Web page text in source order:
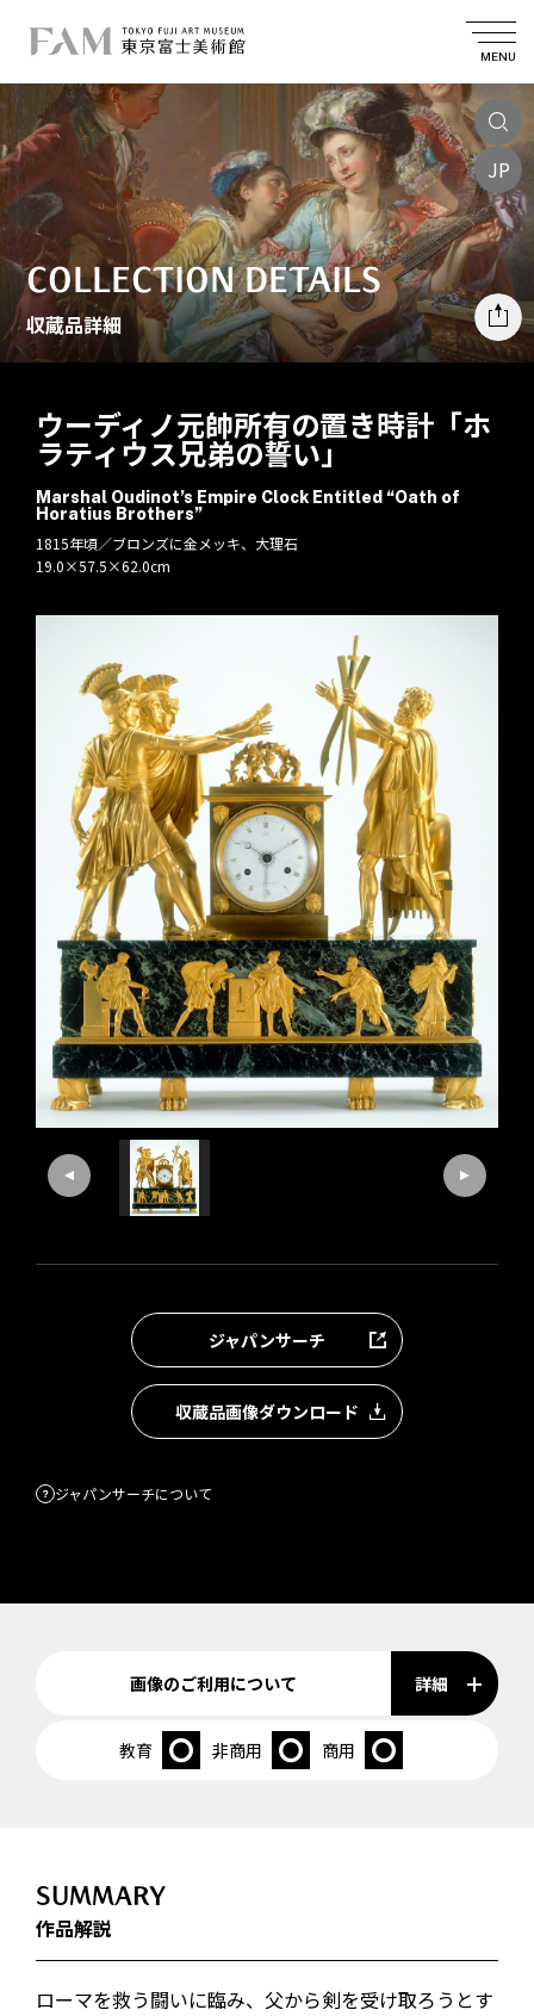
MENU
JP
COLLECTION DETAILS
収蔵品詳細
ウーディノ元帥所有の置き時計「ホ
ラティウス兄弟の誓い」
Marshal Oudinot’s Empire Clock Entitled “Oath of
Horatius Brothers”
1815年頃／ブロンズに金メッキ、大理石
19.0×57.5×62.0cm
ジャパンサーチ
収蔵品画像ダウンロード
ジャパンサーチについて
画像のご利用について 詳細
教育 非商用 商用
SUMMARY
作品解説
ローマを救う闘いに臨み、父から剣を受け取ろうとす